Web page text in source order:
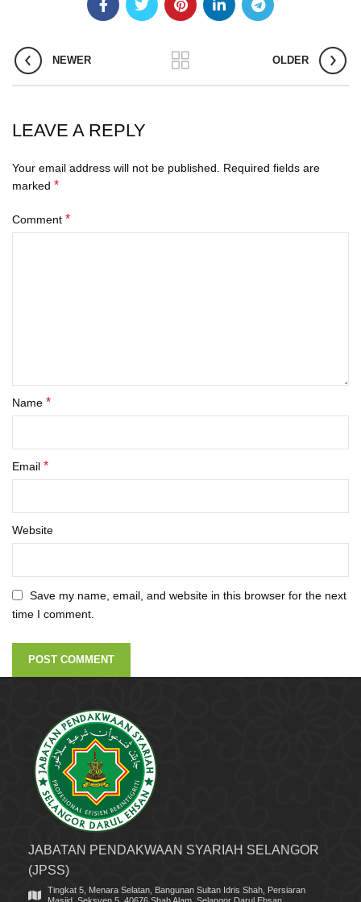
NEWER OLDER
LEAVE A REPLY
Your email address will not be published. Required fields are
marked *
Comment *
Name *
Email *
Website
Save my name, email, and website in this browser for the next
time I comment.
JABATAN PENDAKWAAN SYARIAH SELANGOR
(JPSS)
Tingkat 5, Menara Selatan, Bangunan Sultan Idris Shah, Persiaran